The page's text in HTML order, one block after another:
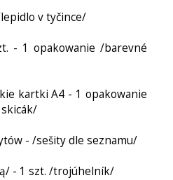
v tyčince/
- 1 opakowanie /barevné
kartki A4 - 1 opakowanie
- /sešity dle seznamu/
- 1 szt. /trojúhelník/